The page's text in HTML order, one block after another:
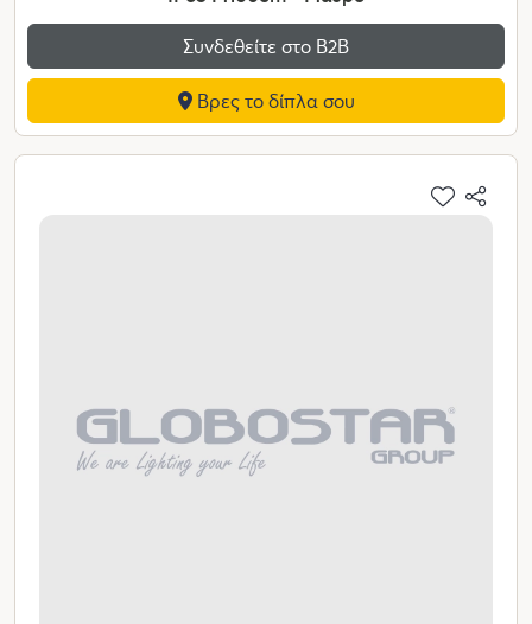
Συνδεθείτε στο Β2Β
Βρες το δίπλα σου